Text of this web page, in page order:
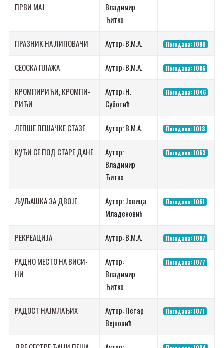
ПР­ВИ МАЈ
Владимир
Ђитко
ПРА­ЗНИК НА ЛИ­ПО­ВА­ЧИ Аутор: В.М.А. Погодака: 1090
СЕ­О­СКА ПЛА­ЖА Аутор: В.М.А. Погодака: 1086
КРОМ­ПИ­РИ­ЋИ, КРОМ­ПИ­
РИ­ЋИ
Аутор: Н.
Суботић
Погодака: 1046
ЛЕП­ШЕ ПЕ­ШАЧ­КЕ СТА­ЗЕ Аутор: В.М.А. Погодака: 1013
КУ­ЋИ СЕ ПОД СТА­РЕ ДА­НЕ
Аутор:
Владимир
Ђитко
Погодака: 1063
ЉУ­ЉА­ШКА ЗА ДВО­ЈЕ
Аутор: Јо­ви­ца
Мла­де­но­вић
Погодака: 1061
РЕ­КРЕ­А­ЦИ­ЈА Аутор: В.М.А. Погодака: 1087
РАД­НО МЕ­СТО НА ВИ­СИ­
НИ
Аутор:
Владимир
Ђитко
Погодака: 1077
РА­ДОСТ НАЈ­МЛА­ЂИХ
Аутор: Петар
Вејновић
Погодака: 1071